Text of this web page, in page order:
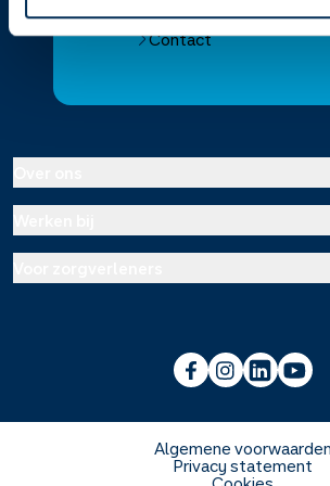
Contact
Franchise informatie
Voorlichting scholen
Algemene voorwaarden
Privacy statement